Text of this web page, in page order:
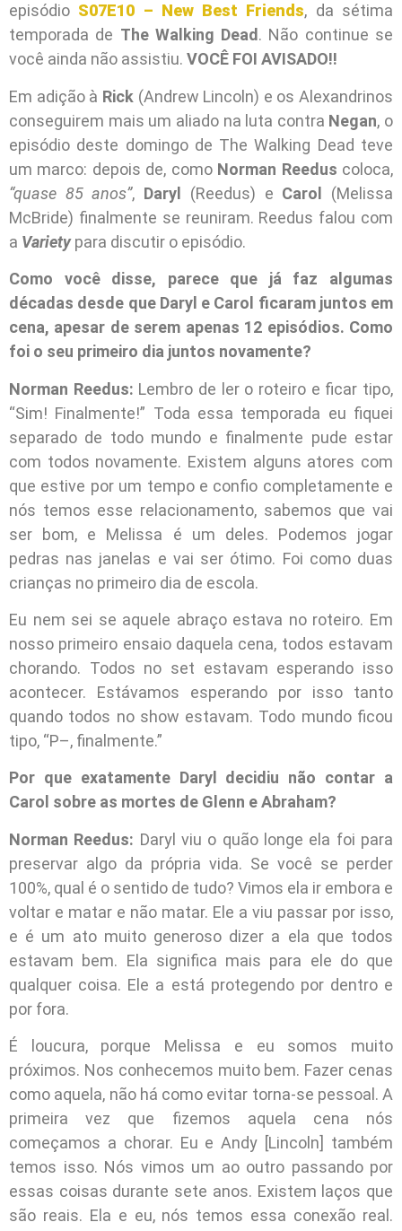
episódio S07E10 – New Best Friends, da sétima
temporada de The Walking Dead. Não continue se
você ainda não assistiu. VOCÊ FOI AVISADO!!
Em adição à Rick (Andrew Lincoln) e os Alexandrinos
conseguirem mais um aliado na luta contra Negan, o
episódio deste domingo de The Walking Dead teve
um marco: depois de, como Norman Reedus coloca,
“quase 85 anos”, Daryl (Reedus) e Carol (Melissa
McBride) finalmente se reuniram. Reedus falou com
a Varietypara discutir o episódio.
Como você disse, parece que já faz algumas
décadas desde que Daryl e Carol ficaram juntos em
cena, apesar de serem apenas 12 episódios. Como
foi o seu primeiro dia juntos novamente?
Norman Reedus: Lembro de ler o roteiro e ficar tipo,
“Sim! Finalmente!” Toda essa temporada eu fiquei
separado de todo mundo e finalmente pude estar
com todos novamente. Existem alguns atores com
que estive por um tempo e confio completamente e
nós temos esse relacionamento, sabemos que vai
ser bom, e Melissa é um deles. Podemos jogar
pedras nas janelas e vai ser ótimo. Foi como duas
crianças no primeiro dia de escola.
Eu nem sei se aquele abraço estava no roteiro. Em
nosso primeiro ensaio daquela cena, todos estavam
chorando. Todos no set estavam esperando isso
acontecer. Estávamos esperando por isso tanto
quando todos no show estavam. Todo mundo ficou
tipo, “P–, finalmente.”
Por que exatamente Daryl decidiu não contar a
Carol sobre as mortes de Glenn e Abraham?
Norman Reedus: Daryl viu o quão longe ela foi para
preservar algo da própria vida. Se você se perder
100%, qual é o sentido de tudo? Vimos ela ir embora e
voltar e matar e não matar. Ele a viu passar por isso,
e é um ato muito generoso dizer a ela que todos
estavam bem. Ela significa mais para ele do que
qualquer coisa. Ele a está protegendo por dentro e
por fora.
É loucura, porque Melissa e eu somos muito
próximos. Nos conhecemos muito bem. Fazer cenas
como aquela, não há como evitar torna-se pessoal. A
primeira vez que fizemos aquela cena nós
começamos a chorar. Eu e Andy [Lincoln] também
temos isso. Nós vimos um ao outro passando por
essas coisas durante sete anos. Existem laços que
são reais. Ela e eu, nós temos essa conexão real.